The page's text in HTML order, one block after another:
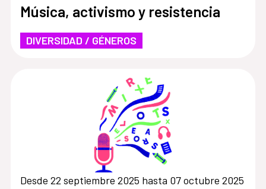
Música, activismo y resistencia
DIVERSIDAD / GÉNEROS
Desde 22 septiembre 2025 hasta 07 octubre 2025